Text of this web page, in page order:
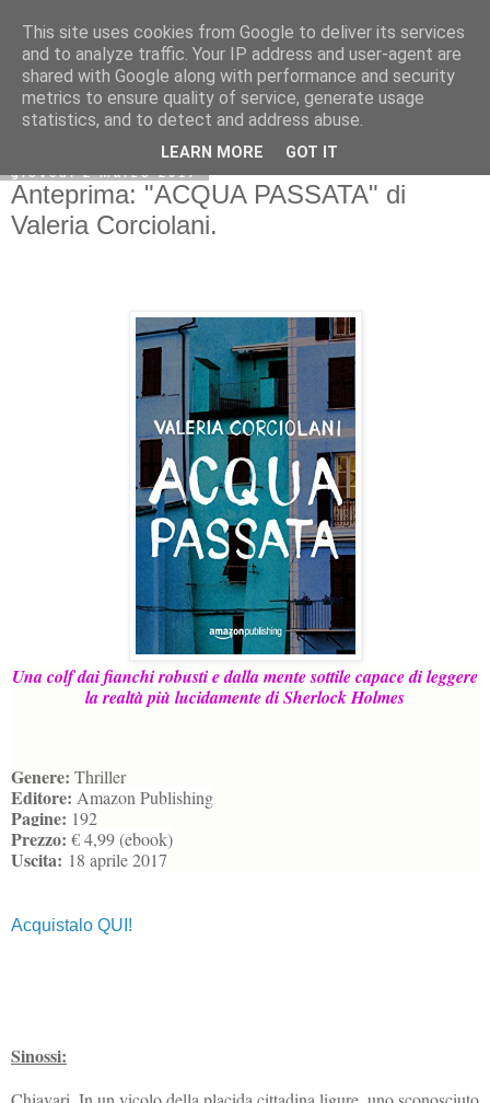
giovedì 2 marzo 2017
Anteprima: "ACQUA PASSATA" di
Valeria Corciolani.
Una colf dai fianchi robusti e dalla mente sottile capace di leggere
la realtà più lucidamente di Sherlock Holmes
Genere: Thriller
Editore: Amazon Publishing
Pagine: 192
Prezzo: € 4,99 (ebook)
Uscita: 18 aprile 2017
Acquistalo QUI!
Sinossi:
This site uses cookies from Google to deliver its services
and to analyze traffic. Your IP address and user-agent are
shared with Google along with performance and security
metrics to ensure quality of service, generate usage
statistics, and to detect and address abuse.
LEARN MORE GOT IT